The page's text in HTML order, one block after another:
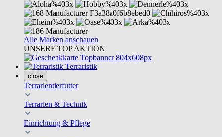
Alle Marken anschauen
UNSERE TOP AKTION
Terraristik
close
Terrarientierfutter
Terrarien & Technik
Einrichtung & Pflege